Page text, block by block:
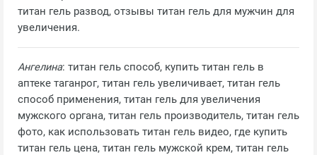
титан гель развод, отзывы титан гель для мужчин для
увеличения.
Ангелина: титан гель способ, купить титан гель в
аптеке таганрог, титан гель увеличивает, титан гель
способ применения, титан гель для увеличения
мужского органа, титан гель производитель, титан гель
фото, как использовать титан гель видео, где купить
титан гель цена, титан гель мужской крем, титан гель